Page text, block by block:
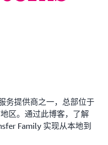
务提供商之一，总部位于
区。通过此博客，了解
Family 实现从本地到